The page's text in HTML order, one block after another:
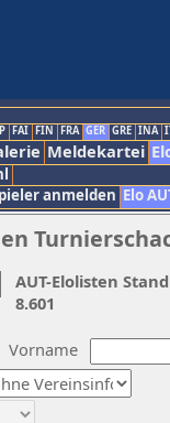
FAI FIN FRA GER GRE INA
Meldekartei
anmelden Elo
Vorname
AUT-Elolisten
8.601